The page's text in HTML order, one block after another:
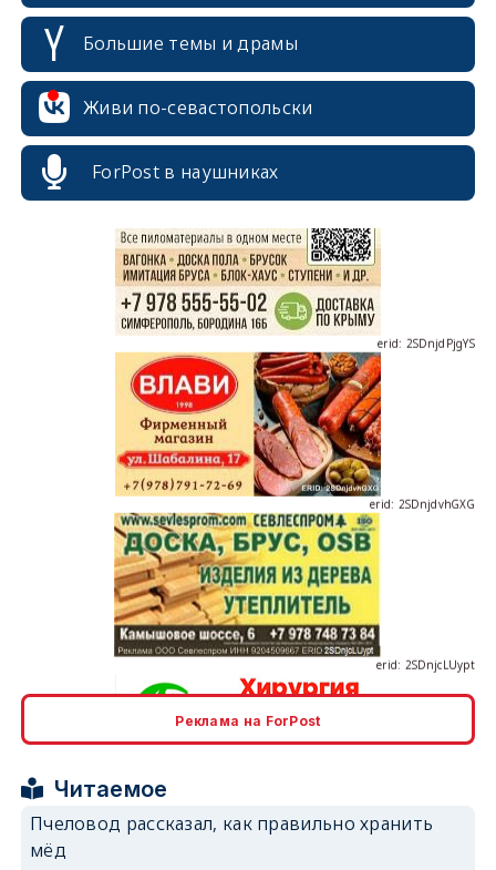
Большие темы и драмы
Живи по-севастопольски
ForPost в наушниках
erid: 2SDnjdPjgYS
erid: 2SDnjdvhGXG
erid: 2SDnjcrDNw6
Реклама на ForPost
Читаемое
Пчеловод рассказал, как правильно хранить
мёд